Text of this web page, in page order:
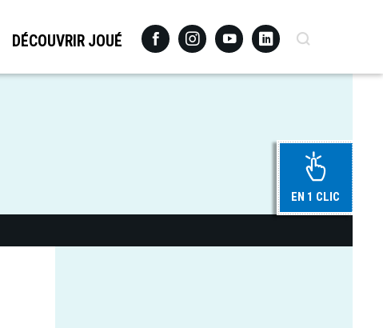
DÉCOUVRIR JOUÉ FacebookInstagramYoutubeLinkedinRecherche
EN 1 CLIC